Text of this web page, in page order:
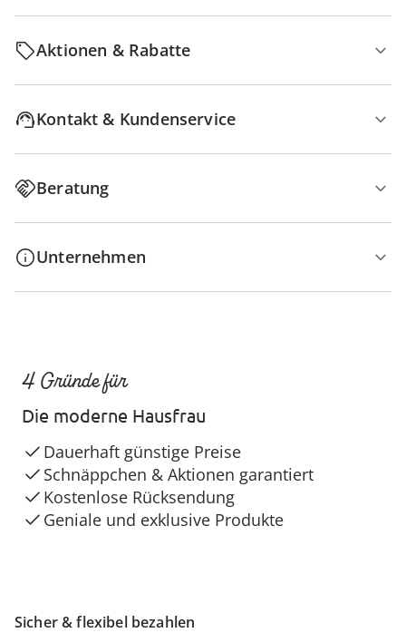
Aktionen & Rabatte
Kontakt & Kundenservice
Beratung
Unternehmen
Sicher & flexibel bezahlen
4 Gründe für
Die moderne Hausfrau
Dauerhaft günstige Preise
Schnäppchen & Aktionen garantiert
Kostenlose Rücksendung
Geniale und exklusive Produkte